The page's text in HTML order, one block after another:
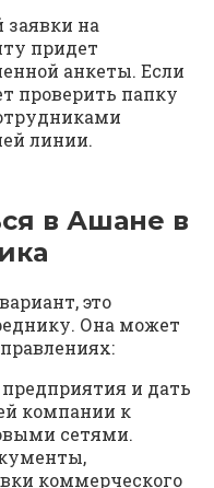
заявки на
придет
анкеты. Если
проверить папку
линии.
в Ашане в
это
Она может
и дать
компании к
сетями.
коммерческого